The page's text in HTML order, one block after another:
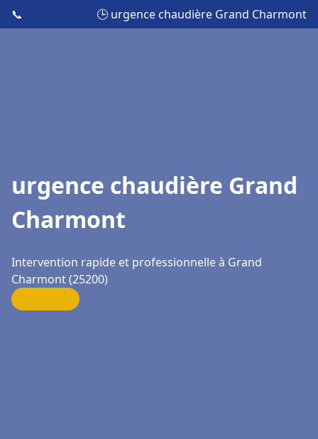
📞 🕒 urgence chaudière Grand Charmont
urgence chaudière Grand
Charmont
Intervention rapide et professionnelle à Grand
Charmont (25200)